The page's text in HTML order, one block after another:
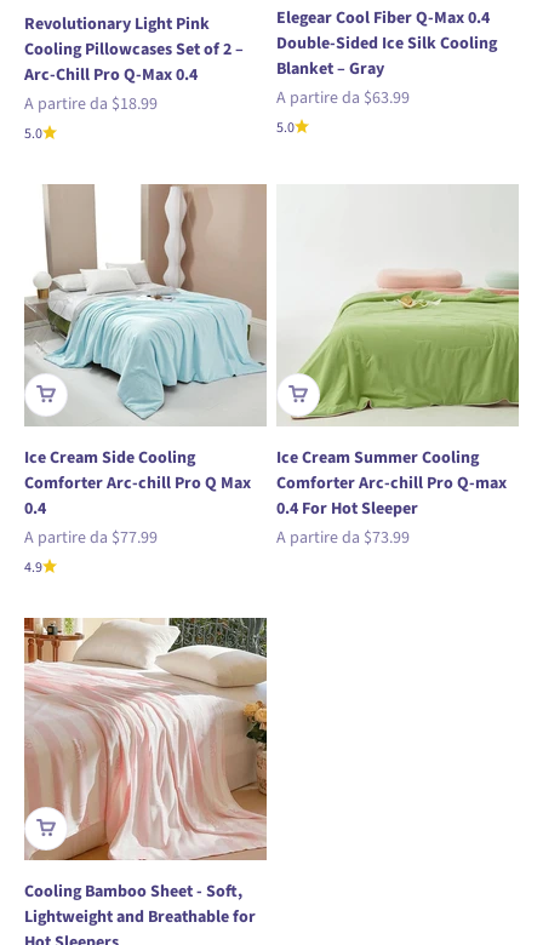
Revolutionary Light Pink
Cooling Pillowcases Set of 2 –
Arc-Chill Pro Q-Max 0.4
Prezzo scontato
A partire da $18.99
5.0
Elegear Cool Fiber Q-Max 0.4
Double-Sided Ice Silk Cooling
Blanket – Gray
Prezzo scontato
A partire da $63.99
5.0
Ice Cream Side Cooling
Comforter Arc-chill Pro Q Max
0.4
Prezzo scontato
A partire da $77.99
4.9
Ice Cream Summer Cooling
Comforter Arc-chill Pro Q-max
0.4 For Hot Sleeper
Prezzo scontato
A partire da $73.99
Cooling Bamboo Sheet - Soft,
Lightweight and Breathable for